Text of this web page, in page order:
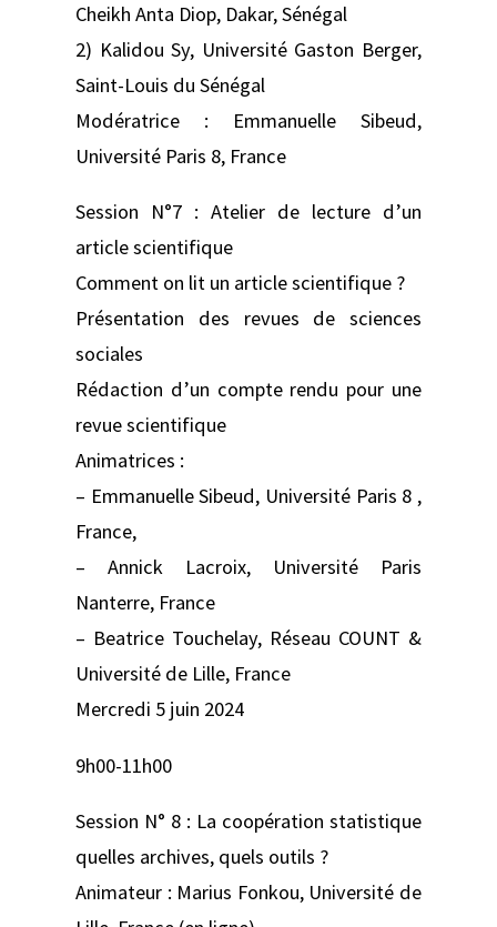
Cheikh Anta Diop, Dakar, Sénégal
2) Kalidou Sy, Université Gaston Berger,
Saint-Louis du Sénégal
Modératrice : Emmanuelle Sibeud,
Université Paris 8, France
Session N°7 : Atelier de lecture d’un
article scientifique
Comment on lit un article scientifique ?
Présentation des revues de sciences
sociales
Rédaction d’un compte rendu pour une
revue scientifique
Animatrices :
– Emmanuelle Sibeud, Université Paris 8 ,
France,
– Annick Lacroix, Université Paris
Nanterre, France
– Beatrice Touchelay, Réseau COUNT &
Université de Lille, France
Mercredi 5 juin 2024
9h00-11h00
Session N° 8 : La coopération statistique
quelles archives, quels outils ?
Animateur : Marius Fonkou, Université de